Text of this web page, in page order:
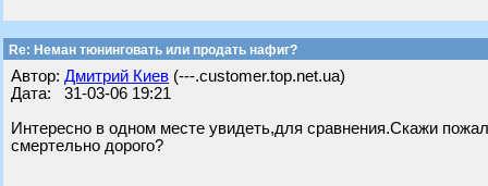
Re: Неман тюнинговать или продать нафиг?
Автор: Дмитрий Киев (---.customer.top.net.ua)
Дата: 31-03-06 19:21
Интересно в одном месте увидеть,для сравнения.Скажи
смертельно дорого?